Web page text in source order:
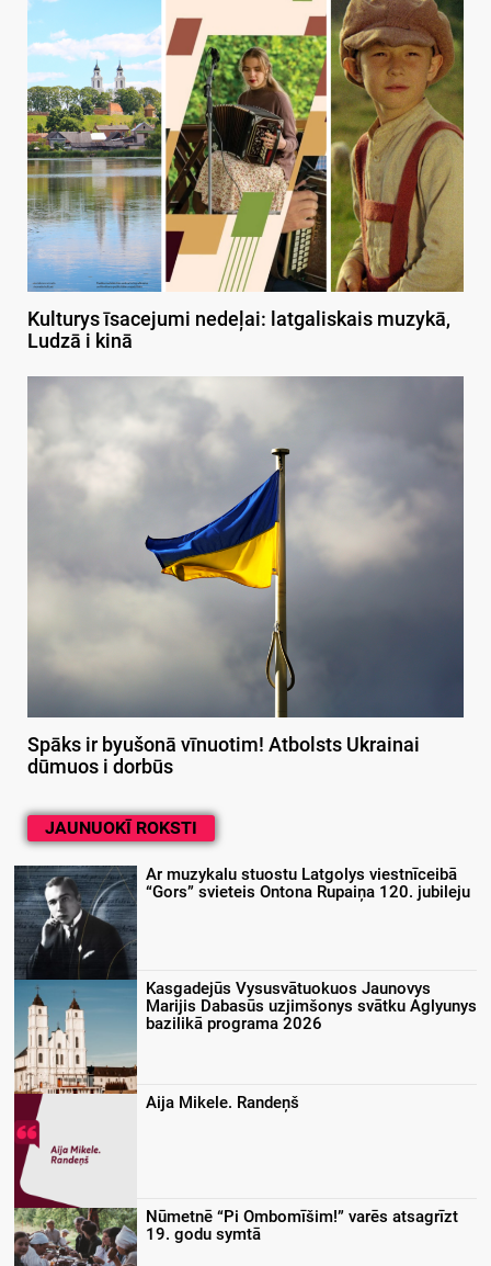
Kulturys īsacejumi nedeļai: latgaliskais muzykā,
Ludzā i kinā
Spāks ir byušonā vīnuotim! Atbolsts Ukrainai
dūmuos i dorbūs
JAUNUOKĪ ROKSTI
Ar muzykalu stuostu Latgolys viestnīceibā
“Gors” svieteis Ontona Rupaiņa 120. jubileju
Kasgadejūs Vysusvātuokuos Jaunovys
Marijis Dabasūs uzjimšonys svātku Aglyunys
bazilikā programa 2026
Aija Mikele. Randeņš
Nūmetnē “Pi Ombomīšim!” varēs atsagrīzt
19. godu symtā